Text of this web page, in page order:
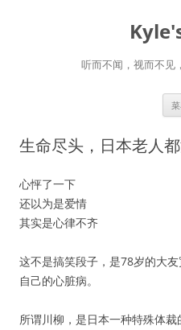
听而不闻，视而不见
生命尽头，日本老人
心怦了一下
还以为是爱情
其实是心律不齐
这不是搞笑段子，是78岁的大
自己的心脏病。
所谓川柳，是日本一种特殊体